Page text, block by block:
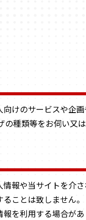
けのサービスや企
種類等をお伺い又は
報や当サイトを介
ことは致しません。
を利用する場合があ